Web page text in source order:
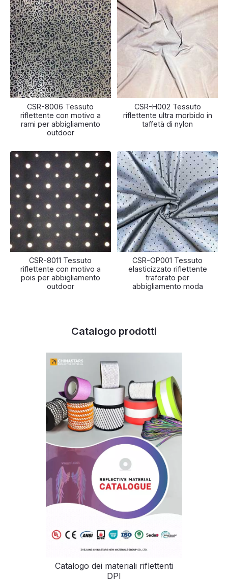
CSR-8006 Tessuto
riflettente con motivo a
rami per abbigliamento
outdoor
CSR-H002 Tessuto
riflettente ultra morbido in
taffetà di nylon
CSR-8011 Tessuto
riflettente con motivo a
pois per abbigliamento
outdoor
CSR-OP001 Tessuto
elasticizzato riflettente
traforato per
abbigliamento moda
Catalogo prodotti
Catalogo dei materiali riflettenti
DPI